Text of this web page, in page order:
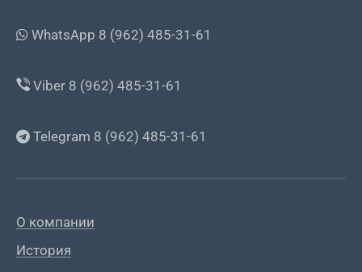
WhatsApp 8 (962) 485-31-61
Viber 8 (962) 485-31-61
Telegram 8 (962) 485-31-61
О компании
История